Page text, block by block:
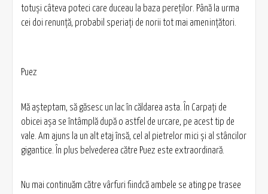
totuşi câteva poteci care duceau la baza pereţilor. Până la urma
cei doi renunţă, probabil speriaţi de norii tot mai ameninţători.
Puez
Mă aşteptam, să găsesc un lac în căldarea asta. În Carpaţi de
obicei aşa se întâmplă după o astfel de urcare, pe acest tip de
vale. Am ajuns la un alt etaj însă, cel al pietrelor mici şi al stâncilor
gigantice. În plus belvederea către Puez este extraordinară.
Nu mai continuăm către vârfuri fiindcă ambele se ating pe trasee